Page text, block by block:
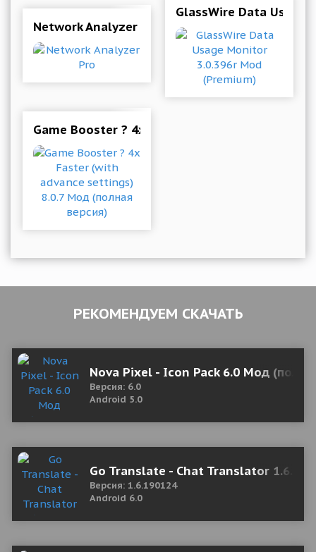
Network Analyzer Pro
GlassWire Data Usage
Game Booster ? 4x Faster (with advance
РЕКОМЕНДУЕМ СКАЧАТЬ
Nova Pixel - Icon Pack 6.0 Мод
Версия: 6.0
Android 5.0
Go Translate - Chat Translator
Версия: 1.6.190124
Android 6.0